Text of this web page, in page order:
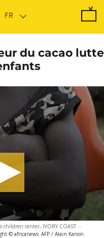
du cacao lutte
children center, IVORY COAST -
© africanews AFP / Alain Kanon